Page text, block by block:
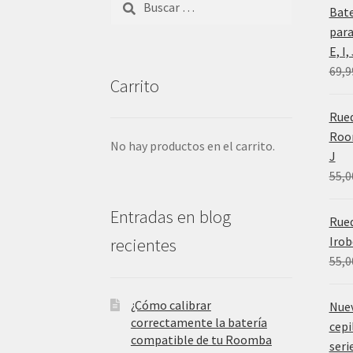
Carrito
No hay productos en el carrito.
Entradas en blog
recientes
¿Cómo calibrar
correctamente la batería
compatible de tu Roomba
E,
J